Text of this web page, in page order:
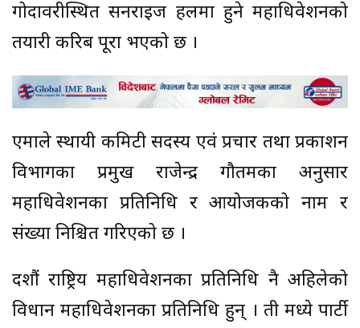
गोदावरीस्थित सनराइज हलमा हुने महाधिवेशनको
तयारी करिब पूरा भएको छ ।
एमाले स्थायी कमिटी सदस्य एवं प्रचार तथा प्रकाशन
विभागका प्रमुख राजेन्द्र गौतमका अनुसार
महाधिवेशनका प्रतिनिधि र आयोजकको नाम र
संख्या निश्चित गरिएको छ ।
दशौं राष्ट्रिय महाधिवेशनका प्रतिनिधि नै अहिलेको
विधान महाधिवेशनका प्रतिनिधि हुन् । ती मध्ये पार्टी